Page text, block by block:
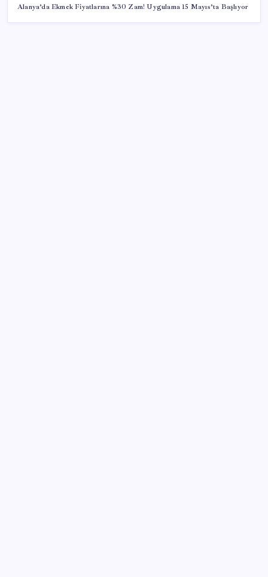
Alanya’da Ekmek Fiyatlarına %30 Zam! Uygulama 15 Mayıs’ta Başlıyor